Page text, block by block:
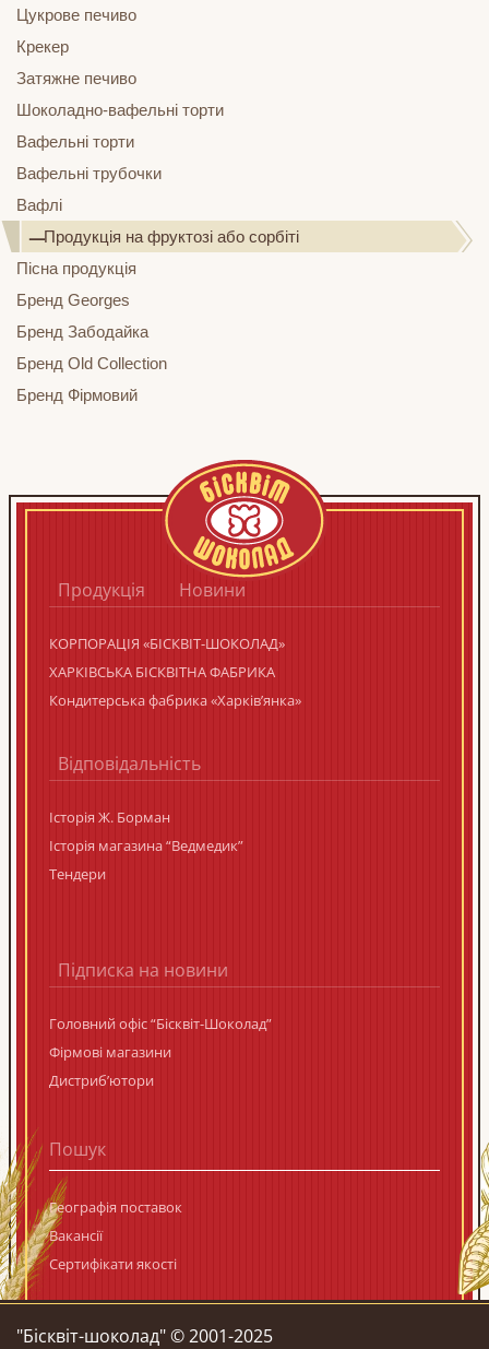
Цукрове печиво
Крекер
Затяжне печиво
Шоколадно-вафельні торти
Вафельні торти
Вафельні трубочки
Вафлі
Продукція на фруктозі або сорбіті
Пісна продукція
Бренд Georges
Бренд Забодайка
Бренд Old Collection
Бренд Фірмовий
Продукція Новини
КОРПОРАЦIЯ «БIСКВIТ-ШОКОЛАД»
ХАРКІВСЬКА БІСКВІТНА ФАБРИКА
Кондитерська фабрика «Харків’янка»
Відповідальність
Історія Ж. Борман
Історія магазина “Ведмедик”
Тендери
Підписка на новини
Головний офіс “Бісквіт-Шоколад”
Фірмові магазини
Дистриб’ютори
Географія поставок
Вакансії
Сертифікати якості
"Бiсквiт-шоколад" © 2001-2025